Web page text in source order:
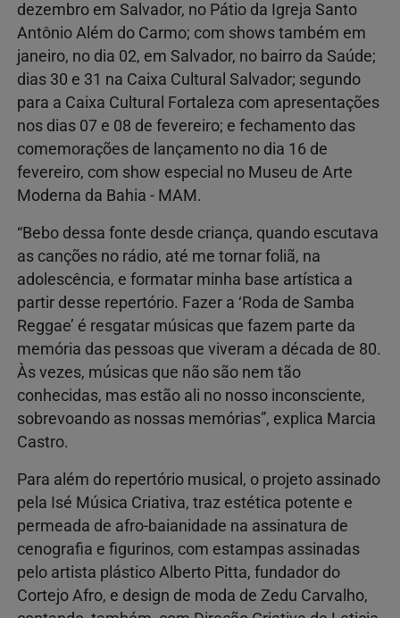
dezembro em Salvador, no Pátio da Igreja Santo
Antônio Além do Carmo; com shows também em
janeiro, no dia 02, em Salvador, no bairro da Saúde;
dias 30 e 31 na Caixa Cultural Salvador; segundo
para a Caixa Cultural Fortaleza com apresentações
nos dias 07 e 08 de fevereiro; e fechamento das
comemorações de lançamento no dia 16 de
fevereiro, com show especial no Museu de Arte
Moderna da Bahia - MAM.
“Bebo dessa fonte desde criança, quando escutava
as canções no rádio, até me tornar foliã, na
adolescência, e formatar minha base artística a
partir desse repertório. Fazer a ‘Roda de Samba
Reggae’ é resgatar músicas que fazem parte da
memória das pessoas que viveram a década de 80.
Às vezes, músicas que não são nem tão
conhecidas, mas estão ali no nosso inconsciente,
sobrevoando as nossas memórias”, explica Marcia
Castro.
Para além do repertório musical, o projeto assinado
pela Isé Música Criativa, traz estética potente e
permeada de afro-baianidade na assinatura de
cenografia e figurinos, com estampas assinadas
pelo artista plástico Alberto Pitta, fundador do
Cortejo Afro, e design de moda de Zedu Carvalho,